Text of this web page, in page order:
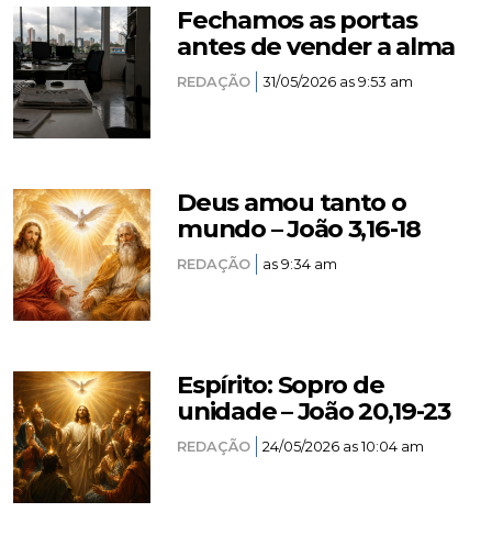
Fechamos as portas
antes de vender a alma
REDAÇÃO 31/05/2026 as 9:53 am
Deus amou tanto o
mundo – João 3,16-18
REDAÇÃO as 9:34 am
Espírito: Sopro de
unidade – João 20,19-23
REDAÇÃO 24/05/2026 as 10:04 am